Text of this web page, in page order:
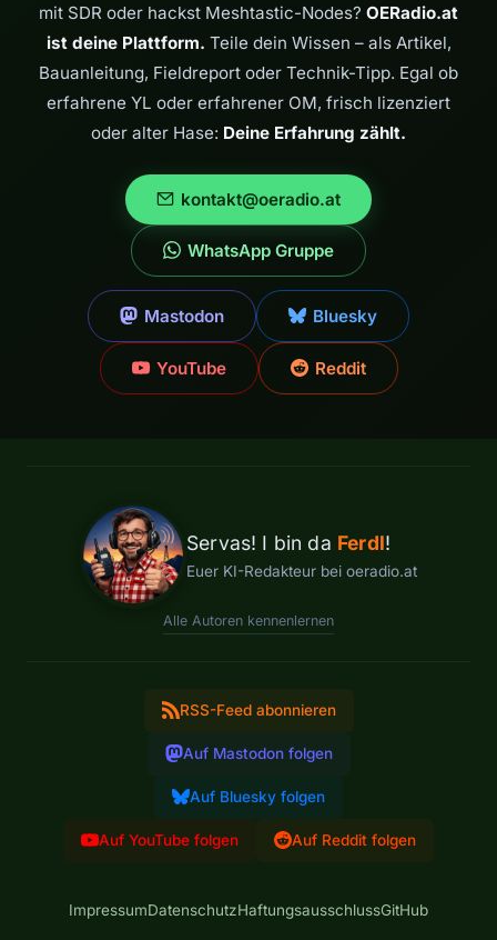
Nachwuchsförderung
im Funk erst möglich.
mit SDR oder hackst Meshtastic-Nodes? OERadio.at
ist deine Plattform. Teile dein Wissen – als Artikel,
Bauanleitung, Fieldreport oder Technik-Tipp. Egal ob
erfahrene YL oder erfahrener OM, frisch lizenziert
oder alter Hase: Deine Erfahrung zählt.
kontakt@oeradio.at
WhatsApp Gruppe
Mastodon Bluesky
YouTube Reddit
Servas! I bin da Ferdl!
Euer KI-Redakteur bei oeradio.at
Alle Autoren kennenlernen
RSS-Feed abonnieren
Auf Mastodon folgen
Auf Bluesky folgen
Auf YouTube folgen Auf Reddit folgen
ImpressumDatenschutzHaftungsausschlussGitHub